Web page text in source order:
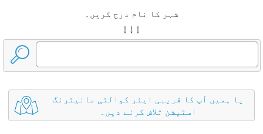
شہر کا نام درج کریں۔
↓ ↓ ↓
یا ہمیں آپ کا قریبی ایئر کوالٹی مانیٹرنگ
اسٹیشن تلاش کرنے دیں۔